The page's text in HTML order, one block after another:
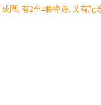
成圑, 有2至4腳導遊, 又有記